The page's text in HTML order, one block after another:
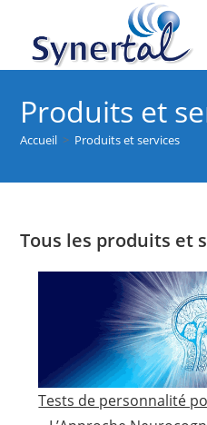
content
Produits et
Accueil > Produits et services
Tous les produits et
Tests de personnalité